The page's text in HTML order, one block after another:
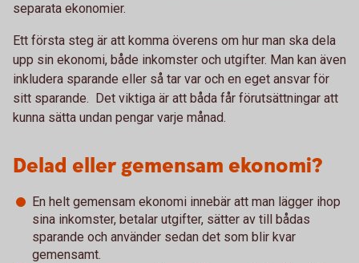
separata ekonomier.
Ett första steg är att komma överens om hur man ska dela
upp sin ekonomi, både inkomster och utgifter. Man kan även
inkludera sparande eller så tar var och en eget ansvar för
sitt sparande. Det viktiga är att båda får förutsättningar att
kunna sätta undan pengar varje månad.
Delad eller gemensam ekonomi?
En helt gemensam ekonomi innebär att man lägger ihop
sina inkomster, betalar utgifter, sätter av till bådas
sparande och använder sedan det som blir kvar
gemensamt.